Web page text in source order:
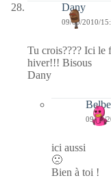
Dany
09/03/2010/
Tu crois???? Ici le
hiver!!! Bisous
Dany
Belbe
09/03/
ici aussi
🙁
Bien à toi !